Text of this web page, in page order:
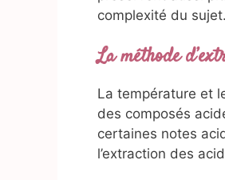
complexité du sujet.
La méthode
La température et
des composés
certaines notes
l’extraction des